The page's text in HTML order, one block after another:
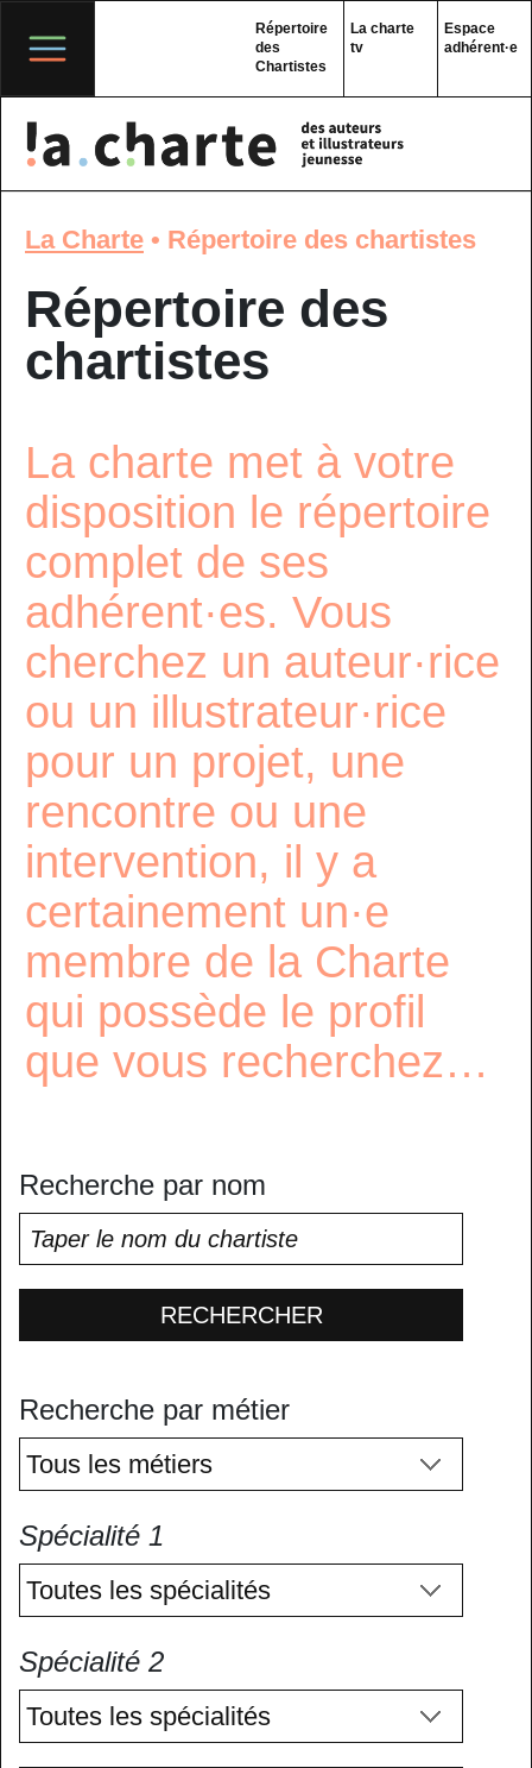
content
Répertoire
des
Chartistes
La charte
tv
Espace
adhérent·e
La Charte • Répertoire des chartistes
Répertoire des
chartistes
La charte met à votre
disposition le répertoire
complet de ses
adhérent·es. Vous
cherchez un auteur·rice
ou un illustrateur·rice
pour un projet, une
rencontre ou une
intervention, il y a
certainement un·e
membre de la Charte
qui possède le profil
que vous recherchez…
Recherche par nom
RECHERCHER
Recherche par métier
Spécialité 1
Spécialité 2